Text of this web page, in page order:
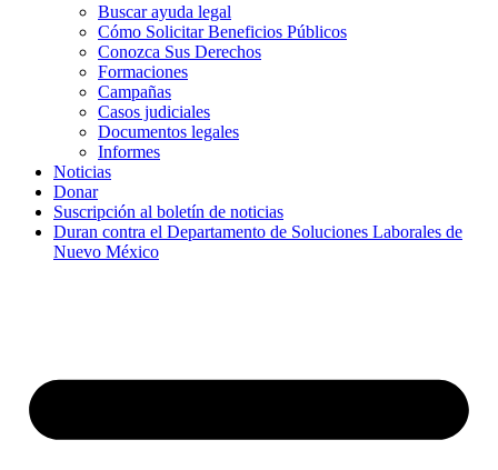
Buscar ayuda legal
Cómo Solicitar Beneficios Públicos
Conozca Sus Derechos
Formaciones
Campañas
Casos judiciales
Documentos legales
Informes
Noticias
Donar
Suscripción al boletín de noticias
Duran contra el Departamento de Soluciones Laborales de
Nuevo México